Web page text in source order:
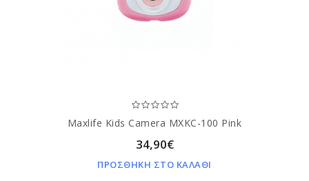
Maxlife Kids Camera MXKC-100 Pink
34,90€
ΠΡΟΣΘΗΚΗ ΣΤΟ ΚΑΛΑΘΙ